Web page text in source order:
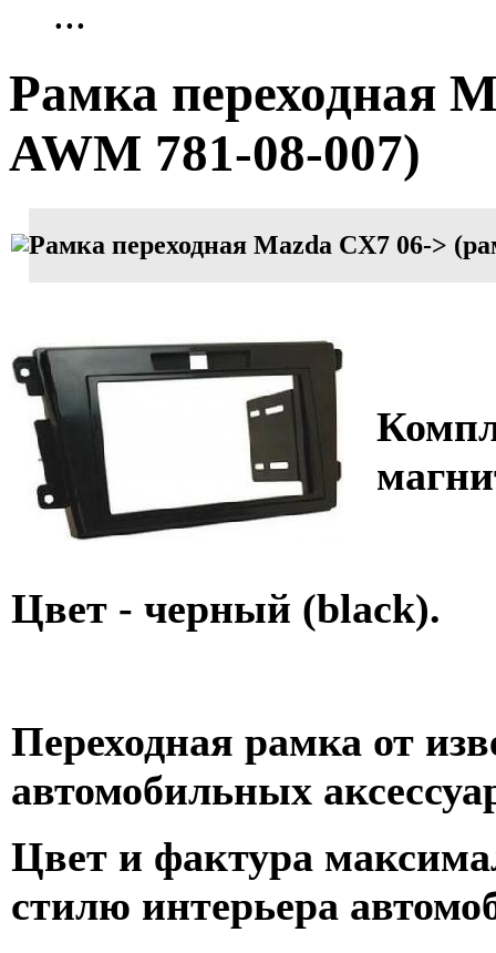
...
Рамка переходная
AWM 781-08-007)
Рамка переходная Mazda CX7 06->
Цвет - черный (black).
Переходная рамка от
автомобильных
Цвет и фактура
стилю интерьера